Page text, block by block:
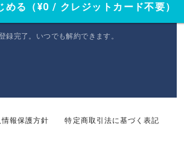
める（¥0 / クレジットカード不要）
録完了。いつでも解約できます。
情報保護方針 特定商取引法に基づく表記